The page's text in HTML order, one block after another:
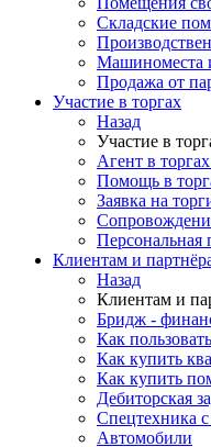
Складские
Машиноместа
Продажа от
Участие в торгах
Назад
Участие в
Агент в
Помощь в
Заявка на
Персональная
Клиентам и
Назад
Клиентам и
Бридж -
Как
Как купить
Как купить
Дебиторская
Спецтехника с
Автомобили